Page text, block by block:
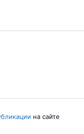
на сайте